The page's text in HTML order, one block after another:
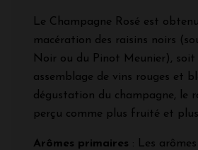
Le Champagne Rosé est
macération des raisins noirs
Noir ou du Pinot Meunier), soit
assemblage de vins rouges et
dégustation du champagne, le
perçu comme plus fruité et
Arômes primaires : Les